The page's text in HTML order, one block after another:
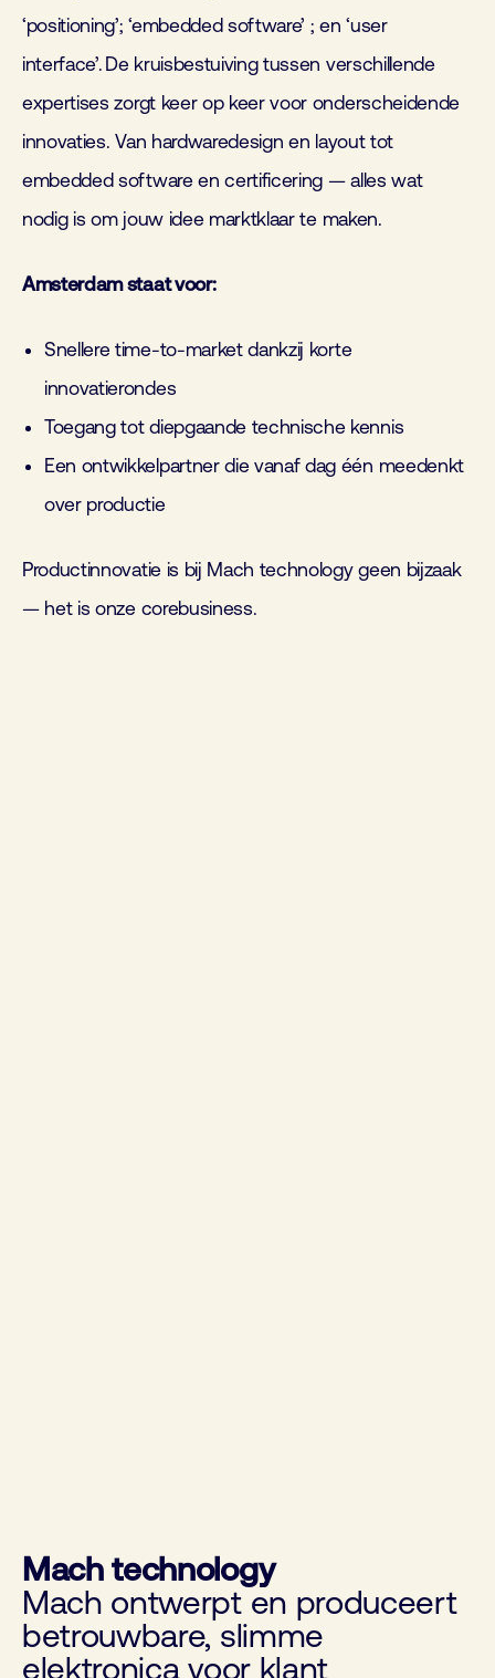
‘positioning’; ‘embedded software’ ; en ‘user
interface’. De kruisbestuiving tussen verschillende
expertises zorgt keer op keer voor onderscheidende
innovaties. Van hardwaredesign en layouttot
embedded software encertificering — alles wat
nodig is om jouw idee marktklaarte maken.
Amsterdam staat voor:
Snellere time-to-market dankzij korte
innovatierondes
Toegang tot diepgaande technische kennis
Een ontwikkelpartner die vanaf dag één meedenkt
over productie
Productinnovatie is bij Mach technology geen bijzaak
— het is onze corebusiness.
Mach technology
Mach ontwerpt en produceert
betrouwbare, slimme
elektronica voor klant